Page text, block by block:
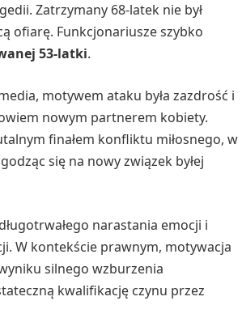
Zatrzymany 68-latek nie był
ofiarę. Funkcjonariusze szybko
53-latki.
motywem ataku była zazdrość i
nowym partnerem kobiety.
finałem konfliktu miłosnego, w
się na nowy związek byłej
narastania emocji i
W kontekście prawnym, motywacja
silnego wzburzenia
kwalifikację czynu przez